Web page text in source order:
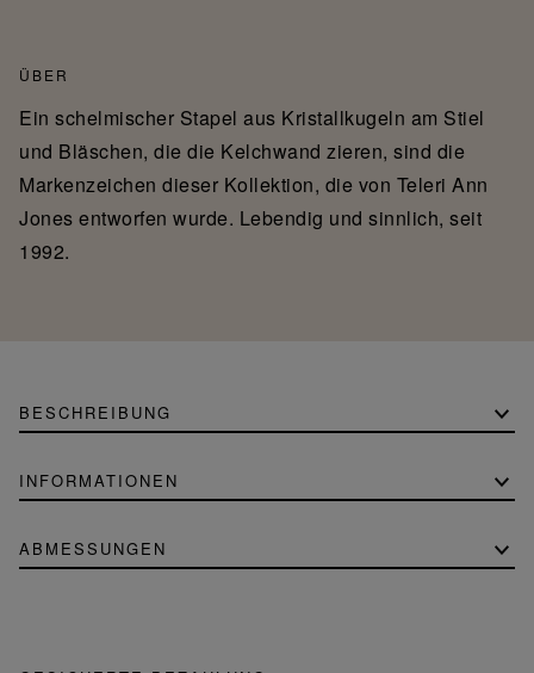
ÜBER
Ein schelmischer Stapel aus Kristallkugeln am Stiel
und Bläschen, die die Kelchwand zieren, sind die
Markenzeichen dieser Kollektion, die von Teleri Ann
Jones entworfen wurde. Lebendig und sinnlich, seit
1992.
BESCHREIBUNG
INFORMATIONEN
ABMESSUNGEN